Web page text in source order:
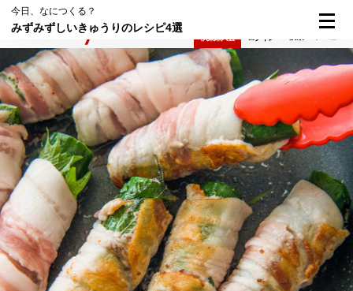
今日、なにつくる？
みずみずしいきゅうりのレシピ4選